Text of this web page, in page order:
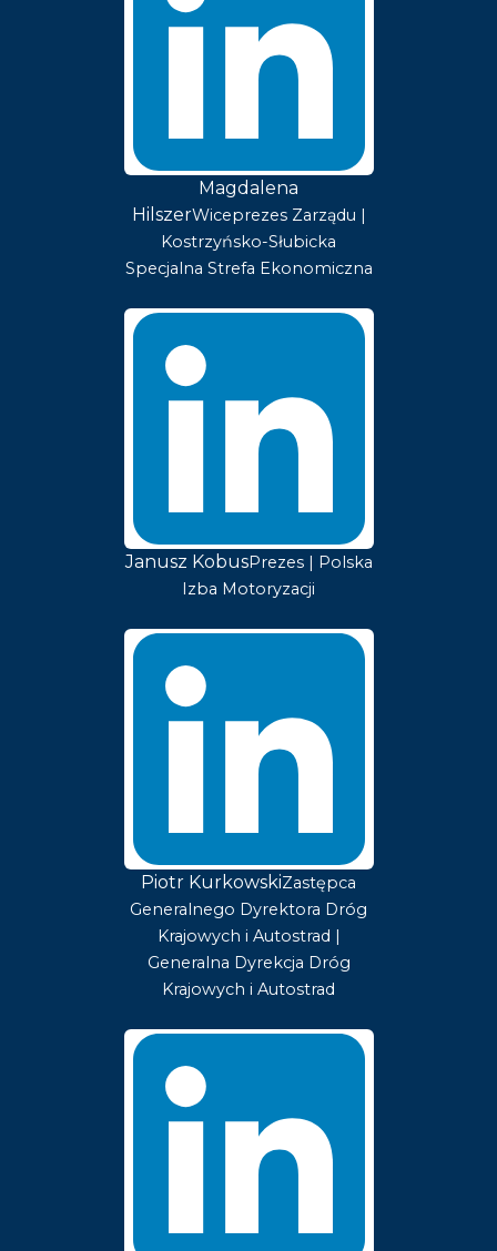
Magdalena
HilszerWiceprezes Zarządu |
Kostrzyńsko-Słubicka
Specjalna Strefa Ekonomiczna
Janusz KobusPrezes | Polska
Izba Motoryzacji
Piotr KurkowskiZastępca
Generalnego Dyrektora Dróg
Krajowych i Autostrad |
Generalna Dyrekcja Dróg
Krajowych i Autostrad